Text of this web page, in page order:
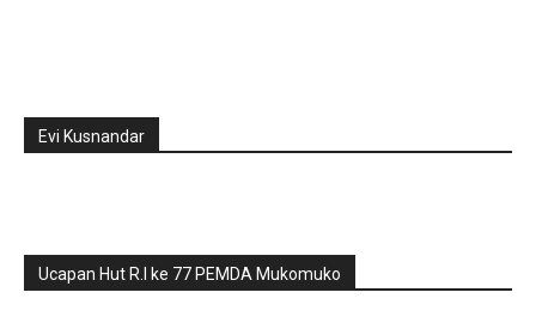
Evi Kusnandar
Ucapan Hut R.I ke 77 PEMDA Mukomuko